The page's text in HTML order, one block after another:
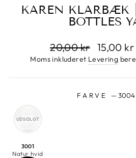
KAREN KLARBÆK
BOTTLES
Normalpris
20,00 kr 15,00 kr
Moms inkluderet Levering
FARVE —3004
3001
Natur hvid